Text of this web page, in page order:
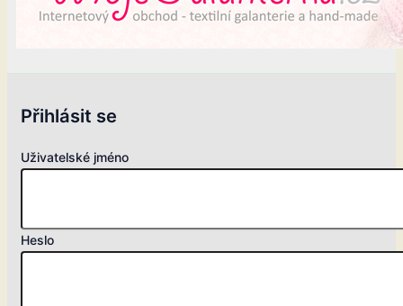
Přihlásit se
Uživatelské jméno
Heslo